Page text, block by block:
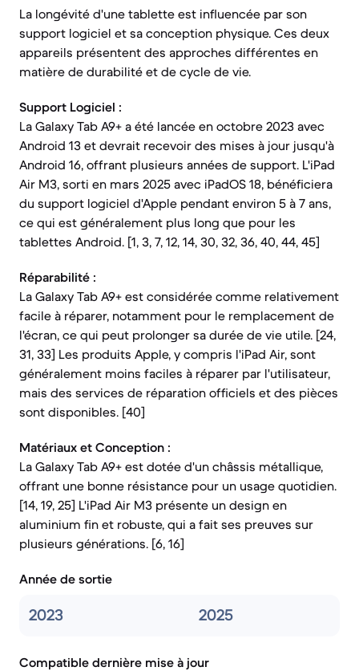
La longévité d'une tablette est influencée par son
support logiciel et sa conception physique. Ces deux
appareils présentent des approches différentes en
matière de durabilité et de cycle de vie.
Support Logiciel :
La Galaxy Tab A9+ a été lancée en octobre 2023 avec
Android 13 et devrait recevoir des mises à jour jusqu'à
Android 16, offrant plusieurs années de support. L'iPad
Air M3, sorti en mars 2025 avec iPadOS 18, bénéficiera
du support logiciel d'Apple pendant environ 5 à 7 ans,
ce qui est généralement plus long que pour les
tablettes Android. [1, 3, 7, 12, 14, 30, 32, 36, 40, 44, 45]
Réparabilité :
La Galaxy Tab A9+ est considérée comme relativement
facile à réparer, notamment pour le remplacement de
l'écran, ce qui peut prolonger sa durée de vie utile. [24,
31, 33] Les produits Apple, y compris l'iPad Air, sont
généralement moins faciles à réparer par l'utilisateur,
mais des services de réparation officiels et des pièces
sont disponibles. [40]
Matériaux et Conception :
La Galaxy Tab A9+ est dotée d'un châssis métallique,
offrant une bonne résistance pour un usage quotidien.
[14, 19, 25] L'iPad Air M3 présente un design en
aluminium fin et robuste, qui a fait ses preuves sur
plusieurs générations. [6, 16]
Année de sortie
2023 2025
Compatible dernière mise à jour